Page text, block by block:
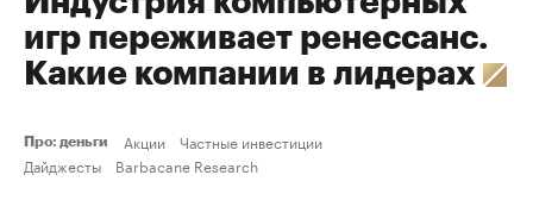
игр переживает ренессанс.
Какие компании в лидерах
Про: деньги Акции
Частные инвестиции
Дайджесты
Barbacane Research